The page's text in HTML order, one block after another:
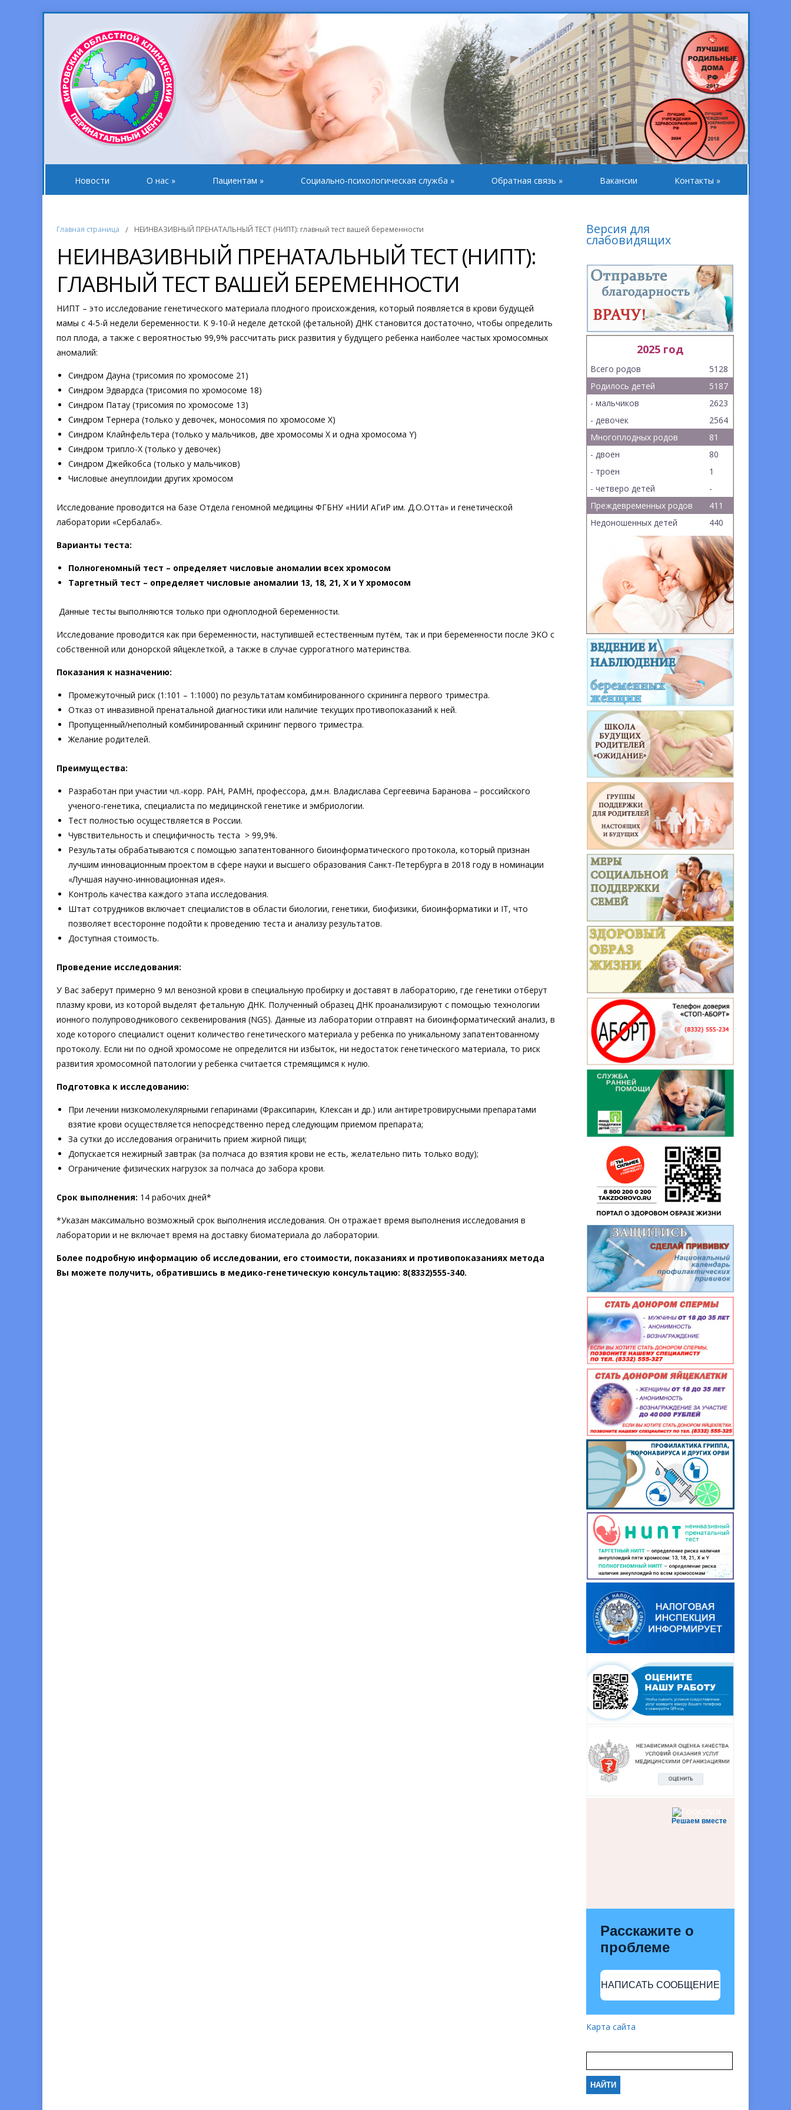
Новости О нас » Пациентам » Социально-психологическая служба » Обратная связь » Вакансии Контакты »
Главная страница / НЕИНВАЗИВНЫЙ ПРЕНАТАЛЬНЫЙ ТЕСТ (НИПТ): главный тест вашей беременности
НЕИНВАЗИВНЫЙ ПРЕНАТАЛЬНЫЙ ТЕСТ (НИПТ):
ГЛАВНЫЙ ТЕСТ ВАШЕЙ БЕРЕМЕННОСТИ
НИПТ – это исследование генетического материала плодного происхождения, который появляется в крови будущей
мамы с 4-5-й недели беременности. К 9-10-й неделе детской (фетальной) ДНК становится достаточно, чтобы определить
пол плода, а также с вероятностью 99,9% рассчитать риск развития у будущего ребенка наиболее частых хромосомных
аномалий:
Синдром Дауна (трисомия по хромосоме 21)
Синдром Эдвардса (трисомия по хромосоме 18)
Синдром Патау (трисомия по хромосоме 13)
Синдром Тернера (только у девочек, моносомия по хромосоме X)
Синдром Клайнфельтера (только у мальчиков, две хромосомы X и одна хромосома Y)
Синдром трипло-X (только у девочек)
Синдром Джейкобса (только у мальчиков)
Числовые анеуплоидии других хромосом
Исследование проводится на базе Отдела геномной медицины ФГБНУ «НИИ АГиР им. Д.О.Отта» и генетической
лаборатории «Сербалаб».
Варианты теста:
Полногеномный тест – определяет числовые аномалии всех хромосом
Таргетный тест – определяет числовые аномалии 13, 18, 21, X и Yхромосом
Данные тесты выполняются только при одноплодной беременности.
Исследование проводится как при беременности, наступившей естественным путём, так и при беременности после ЭКО с
собственной или донорской яйцеклеткой, а также в случае суррогатного материнства.
Показания к назначению:
Промежуточный риск (1:101 – 1:1000) по результатам комбинированного скрининга первого триместра.
Отказ от инвазивной пренатальной диагностики или наличие текущих противопоказаний к ней.
Пропущенный/неполный комбинированный скрининг первого триместра.
Желание родителей.
Преимущества:
Разработан при участии чл.-корр. РАН, РАМН, профессора, д.м.н. Владислава Сергеевича Баранова – российского
ученого-генетика, специалиста по медицинской генетике и эмбриологии.
Тест полностью осуществляется в России.
Чувствительность и специфичность теста > 99,9%.
Результаты обрабатываются с помощью запатентованного биоинформатического протокола, который признан
лучшим инновационным проектом в сфере науки и высшего образования Санкт-Петербурга в 2018 году в номинации
«Лучшая научно-инновационная идея».
Контроль качества каждого этапа исследования.
Штат сотрудников включает специалистов в области биологии, генетики, биофизики, биоинформатики и IT, что
позволяет всесторонне подойти к проведению теста и анализу результатов.
Доступная стоимость.
Проведение исследования:
У Вас заберут примерно 9 мл венозной крови в специальную пробирку и доставят в лабораторию, где генетики отберут
плазму крови, из которой выделят фетальную ДНК. Полученный образец ДНК проанализируют с помощью технологии
ионного полупроводникового секвенирования (NGS). Данные из лаборатории отправят на биоинформатический анализ, в
ходе которого специалист оценит количество генетического материала у ребенка по уникальному запатентованному
протоколу. Если ни по одной хромосоме не определится ни избыток, ни недостаток генетического материала, то риск
развития хромосомной патологии у ребенка считается стремящимся к нулю.
Подготовка к исследованию:
При лечении низкомолекулярными гепаринами (Фраксипарин, Клексан и др.) или антиретровирусными препаратами
взятие крови осуществляется непосредственно перед следующим приемом препарата;
За сутки до исследования ограничить прием жирной пищи;
Допускается нежирный завтрак (за полчаса до взятия крови не есть, желательно пить только воду);
Ограничение физических нагрузок за полчаса до забора крови.
Срок выполнения: 14 рабочих дней*
*Указан максимально возможный срок выполнения исследования. Он отражает время выполнения исследования в
лаборатории и не включает время на доставку биоматериала до лаборатории.
Более подробную информацию об исследовании, его стоимости, показаниях и противопоказаниях метода
Вы можете получить, обратившись в медико-генетическую консультацию: 8(8332)555-340.
Версия для
слабовидящих
2025 год
Всего родов
5128
Родилось детей
5187
- мальчиков
2623
- девочек
2564
Многоплодных родов
81
- двоен
80
- троен
1
- четверо детей
-
Преждевременных родов
411
Недоношенных детей
440
Решаем вместе
Расскажите о
проблеме
НАПИСАТЬ СООБЩЕНИЕ
Карта сайта